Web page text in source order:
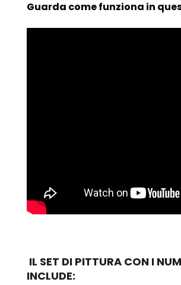
Guarda come funziona in
IL SET DI PITTURA CON I
INCLUDE: